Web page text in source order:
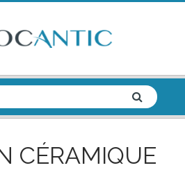
CÉRAMIQUE